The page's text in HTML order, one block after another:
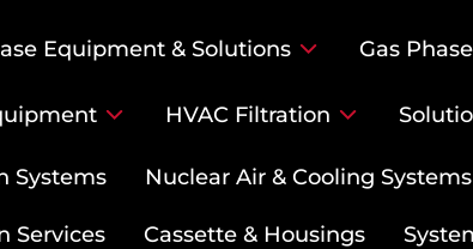
Equipment & Solutions Gas
HVAC Filtration
Systems Nuclear Air & Cooling Systems
Services Cassette & Housings